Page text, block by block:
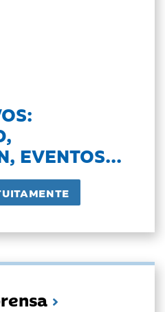
EVENTOS...